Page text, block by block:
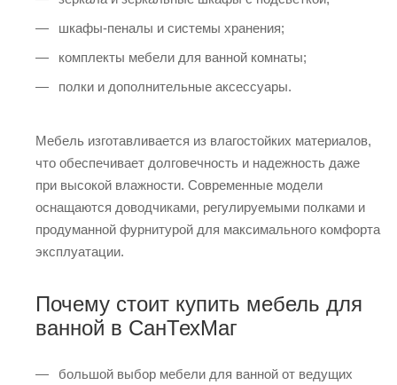
шкафы-пеналы и системы хранения;
комплекты мебели для ванной комнаты;
полки и дополнительные аксессуары.
Мебель изготавливается из влагостойких материалов,
что обеспечивает долговечность и надежность даже
при высокой влажности. Современные модели
оснащаются доводчиками, регулируемыми полками и
продуманной фурнитурой для максимального комфорта
эксплуатации.
Почему стоит купить мебель для
ванной в СанТехМаг
большой выбор мебели для ванной от ведущих